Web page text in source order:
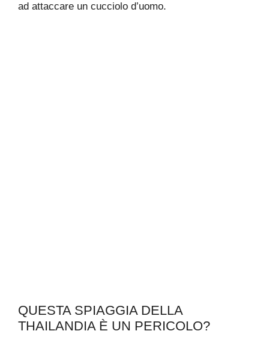
ad attaccare un cucciolo d’uomo.
QUESTA SPIAGGIA DELLA
THAILANDIA È UN PERICOLO?